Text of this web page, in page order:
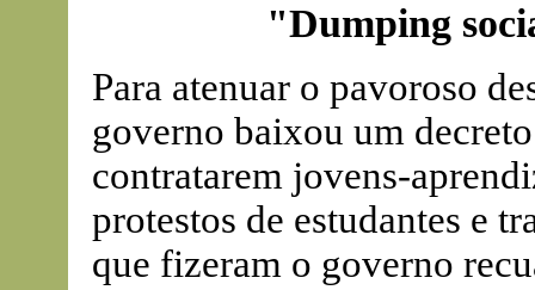
"Dumping
Para atenuar o pavoroso
governo baixou um
contratarem jovens-
protestos de estudantes e
que fizeram o governo